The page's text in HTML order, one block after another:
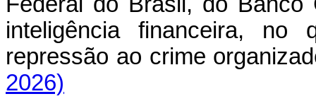
inteligência financeira,
repressão ao crime
2026)